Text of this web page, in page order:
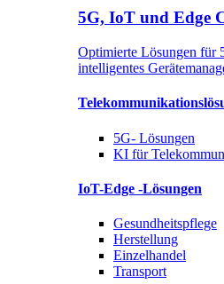
5G, IoT und Edge
Optimierte Lösungen für
intelligentes
5G- Lösungen
KI für
IoT-Edge -Lösungen
Gesundheitspflege
Herstellung
Einzelhandel
Transport